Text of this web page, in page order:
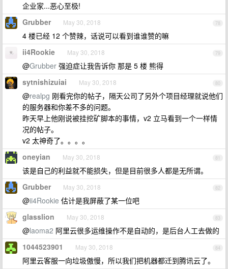
企业家...恶心至极!
78
Grubber May 30, 2018
4 楼已经 12 个赞辣，话说可以看到谁谁赞的嘛
79
ii4Rookie May 30, 2018
@Grubber 强迫症让我告诉你 那是 5 楼 熊得
80
sytnishizuiai May 30, 2018
@realpg 刚看完你的帖子，隔天公司了另外个项目经理就说他们
的服务器和你差不多的问题。
昨天早上他刚说被挂挖矿脚本的事情，v2 立马看到一个一样情
况的帖子。
v2 太神奇了。。。。
81
oneyian May 30, 2018
该是自己的利益就不能损失，但是目前很多人都是无所谓。
82
Grubber May 30, 2018
@ii4Rookie 估计是我屏蔽了某一位吧
83
glasslion May 30, 2018
@laoma2 阿里云很多运维操作不是自动的，是后台人工去做的
84
1044523901 May 30, 2018
阿里云客服一向垃圾傲慢，所以我们把机器都迁到腾讯云了。